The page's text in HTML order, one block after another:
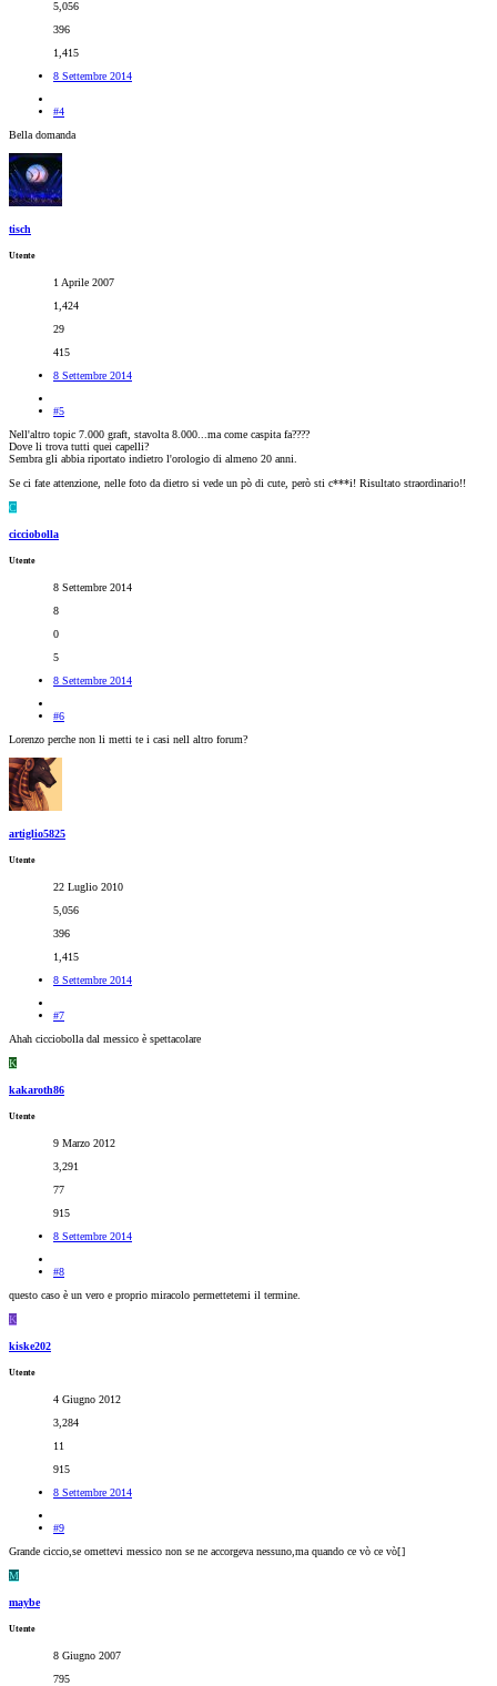
5,056
396
1,415
8 Settembre 2014
#4
Bella domanda
tisch
Utente
1 Aprile 2007
1,424
29
415
8 Settembre 2014
#5
Nell'altro topic 7.000 graft, stavolta 8.000...ma come caspita fa????
Dove li trova tutti quei capelli?
Sembra gli abbia riportato indietro l'orologio di almeno 20 anni.
Se ci fate attenzione, nelle foto da dietro si vede un pò di cute, però sti c***i! Risultato straordinario!!
C
cicciobolla
Utente
8 Settembre 2014
8
0
5
8 Settembre 2014
#6
Lorenzo perche non li metti te i casi nell altro forum?
artiglio5825
Utente
22 Luglio 2010
5,056
396
1,415
8 Settembre 2014
#7
Ahah cicciobolla dal messico è spettacolare
K
kakaroth86
Utente
9 Marzo 2012
3,291
77
915
8 Settembre 2014
#8
questo caso è un vero e proprio miracolo permettetemi il termine.
K
kiske202
Utente
4 Giugno 2012
3,284
11
915
8 Settembre 2014
#9
Grande ciccio,se omettevi messico non se ne accorgeva nessuno,ma quando ce vò ce vò[]
M
maybe
Utente
8 Giugno 2007
795